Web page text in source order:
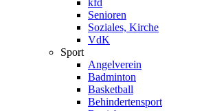
Senioren
Soziales, Kirche
VdK
Sport
Angelverein
Badminton
Basketball
Behindertensport